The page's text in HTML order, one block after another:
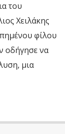
του
Χειλάκης
φίλου
οδήγησε να
μια